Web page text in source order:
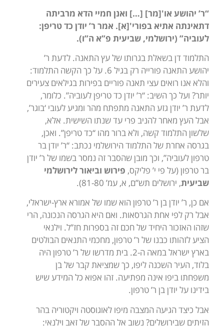
“ר’ יהושע או'[מר] […] ואנן חמיי הדא מרביתה
דתאינתה אתיא בפורי'[א]. אמר ר’ יודן כד טריפן:
לעוביה” (ירושלמי, שביעית פ”א ה”ו).
התלמוד דן בשאלת בגרותו של עץ התאנה. לדעת ר’
יהושע התאנה פורייה רק בגיל 6. על כך הקשה התלמוד:
והלא אנו רואים עצי תאנה פוריים בפירות בגילאים צעירים
יותר? ועל כך השיב: “ר’ יודן כד טריפן לעוביה”. כלומר,
לדעת ר’ יודן גזע התאנה מתפתח מהר ומגיע לעובי ‘בוגר’,
אבל העץ מאחר להניב פרי עד שנתו השישית. אלא,
שלשון התלמוד קשה, ולא ברור מהו “כד טריפן”. ואכן,
בגרסה אחרת של התלמוד הירושלמי נכתב: “ר’ יודן בר
טרפון לעוביה”, וכך מובן שהסבר זה נמסר בשמו של ר’ יודן
בר טרפון (על פי י’ פליקס, פירוש וביאור לירושלמי
שביעית, ירושלים תש”ם, א, עמ’ 81-80).
אם כן, ר’ יודן בן ר’ טרפון הוא שמו של אמורא ארץ-ישראלי,
אבל רק לפי אחת הגרסאות. ואם היא הגרסה הנכונה, הרי
שזהו האזכור היחיד של חכם זה בספרות חז”ל. וילנאי
הציע לזהותו כבנו של ר’ טרפון, מחכמי התנאים הבולטים
בארץ ישראל במאה ה-2. בית מדרשו של ר’ טרפון היה
בלוד, העיר השכנה ליפו, כך שמציאת קבר של בן
משפחתו ביפו אינה מפתיעה. זהו אפוא כל המידע שיש
בידינו על יודן בן ר’ טרפון.
אבל כיצד הגיעה המצבה מיפו לאוגוסטה ויקטוריה בהר
הזיתים שבירושלים? נשוב אל ההסבר של זאב וילנאי: